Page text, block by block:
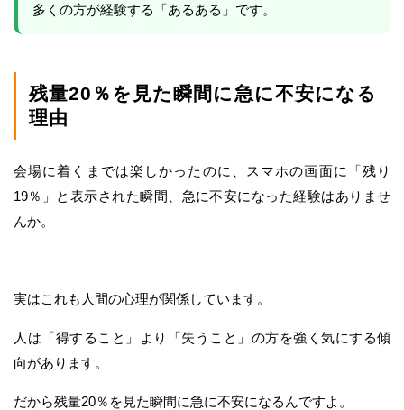
多くの方が経験する「あるある」です。
残量20％を見た瞬間に急に不安になる
理由
会場に着くまでは楽しかったのに、スマホの画面に「残り
19％」と表示された瞬間、急に不安になった経験はありませ
んか。
実はこれも人間の心理が関係しています。
人は「得すること」より「失うこと」の方を強く気にする傾
向があります。
だから残量20％を見た瞬間に急に不安になるんですよ。